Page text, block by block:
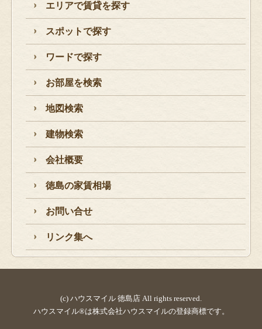
エリアで賃貸を探す
スポットで探す
ワードで探す
お部屋を検索
地図検索
建物検索
会社概要
徳島の家賃相場
お問い合せ
リンク集へ
(c) ハウスマイル 徳島店 All rights reserved.
ハウスマイル®は株式会社ハウスマイルの登録商標です。